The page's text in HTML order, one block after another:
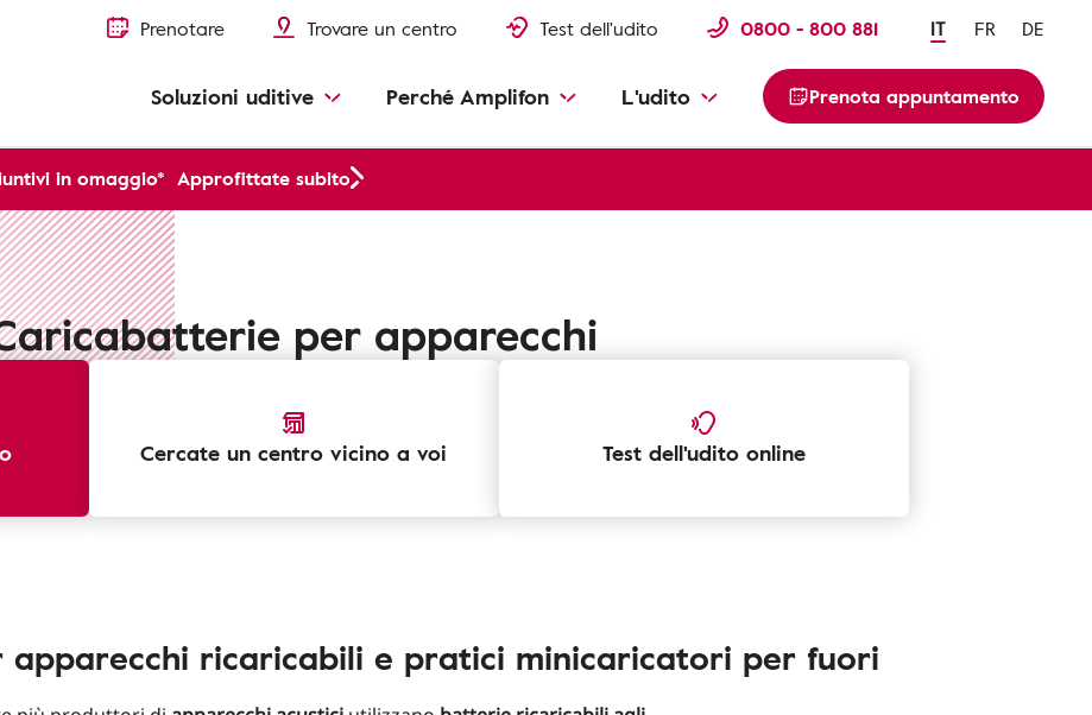
Prenotare Trovare un centro Test dell'udito 0800 - 800 881 IT FR DE
Soluzioni uditive Perché Amplifon L'udito Prenota appuntamento
in omaggio* Approfittate subito
per apparecchi
Cercate un centro vicino a voi Test dell'udito online
apparecchi ricaricabili e pratici minicaricatori per fuori